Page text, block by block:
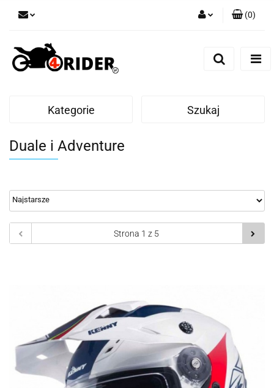
(0)
Kategorie Szukaj
Duale i Adventure